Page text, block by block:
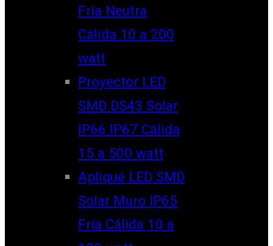
Fría Neutra
Cálida 10 a 200
watt
Proyector LED
SMD DS43 Solar
IP66 IP67 Cálida
15 a 500 watt
Apliqué LED SMD
Solar Muro IP65
Fría Cálida 10 a